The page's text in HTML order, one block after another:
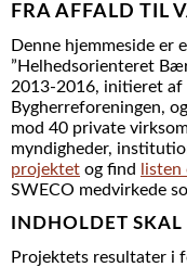
FRA AFFALD TIL
Denne hjemmeside er
”Helhedsorienteret
2013-2016, initieret af
Bygherreforeningen,
mod 40 private
myndigheder,
projektet og find
SWECO medvirkede
INDHOLDET SKAL
Projektets resultater i